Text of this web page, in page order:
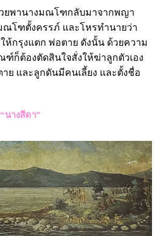
พานางมณโฑกลับมาจากพญา
ณโฑตั้งครรภ์ และโหรทำนายว่า
ห้กรุงแตก พ่อตาย ดังนั้น ด้วยความ
ฑ์ก็ต้องตัดสินใจสั่งให้ฆ่าลูกตัวเอง
ย และลูกดันมีคนเลี้ยง และตั้งชื่อ
“นางสีดา”